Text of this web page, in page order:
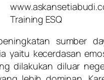
Training ESQ
sumber
yaitu kecerdasan
dilakukan diluar